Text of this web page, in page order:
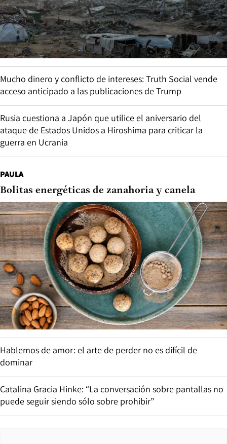
Mucho dinero y conflicto de intereses: Truth Social vende
acceso anticipado a las publicaciones de Trump
Rusia cuestiona a Japón que utilice el aniversario del
ataque de Estados Unidos a Hiroshima para criticar la
guerra en Ucrania
PAULA
Bolitas energéticas de zanahoria y canela
Hablemos de amor: el arte de perder no es difícil de
dominar
Catalina Gracia Hinke: “La conversación sobre pantallas no
puede seguir siendo sólo sobre prohibir”